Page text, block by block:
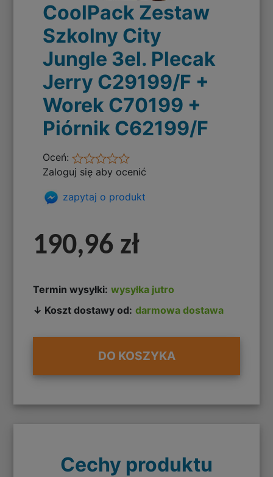
CoolPack Zestaw
Szkolny City
Jungle 3el. Plecak
Jerry C29199/F +
Worek C70199 +
Piórnik C62199/F
Oceń:
Zaloguj się aby ocenić
zapytaj o produkt
190,96 zł
Termin wysyłki: wysyłka jutro
↓ Koszt dostawy od: darmowa dostawa
DO KOSZYKA
Cechy produktu